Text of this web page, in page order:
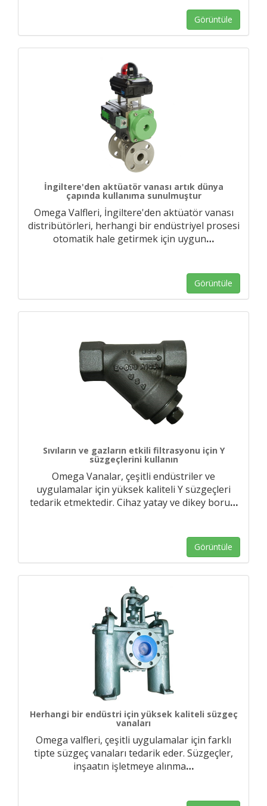
Görüntüle
İngiltere'den aktüatör vanası artık dünya
çapında kullanıma sunulmuştur
Omega Valfleri, İngiltere'den aktüatör vanası
distribütörleri, herhangi bir endüstriyel prosesi
otomatik hale getirmek için uygun…
Görüntüle
Sıvıların ve gazların etkili filtrasyonu için Y
süzgeçlerini kullanın
Omega Vanalar, çeşitli endüstriler ve
uygulamalar için yüksek kaliteli Y süzgeçleri
tedarik etmektedir. Cihaz yatay ve dikey boru…
Görüntüle
Herhangi bir endüstri için yüksek kaliteli süzgeç
vanaları
Omega valfleri, çeşitli uygulamalar için farklı
tipte süzgeç vanaları tedarik eder. Süzgeçler,
inşaatın işletmeye alınma…